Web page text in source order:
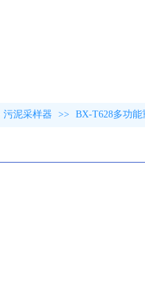
污泥采样器 >> BX-T628多功